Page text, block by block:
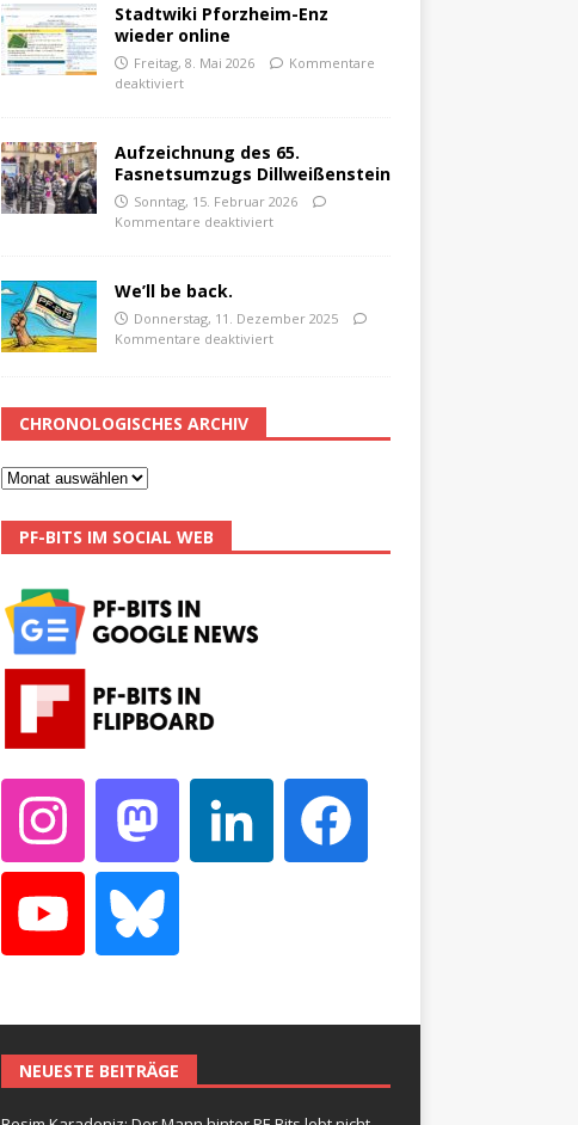
Stadtwiki Pforzheim-Enz
wieder online
Freitag, 8. Mai 2026
Kommentare
deaktiviert
Aufzeichnung des 65.
Fasnetsumzugs Dillweißenstein
Sonntag, 15. Februar 2026
Kommentare deaktiviert
We’ll be back.
Donnerstag, 11. Dezember 2025
Kommentare deaktiviert
CHRONOLOGISCHES ARCHIV
PF-BITS IM SOCIAL WEB
NEUESTE BEITRÄGE